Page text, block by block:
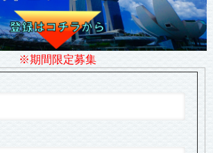
※期間限定募集